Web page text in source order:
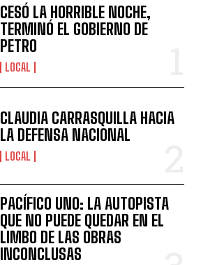
CESÓ LA HORRIBLE NOCHE,
TERMINÓ EL GOBIERNO DE
PETRO
LOCAL
CLAUDIA CARRASQUILLA HACIA
LA DEFENSA NACIONAL
LOCAL
PACÍFICO UNO: LA AUTOPISTA
QUE NO PUEDE QUEDAR EN EL
LIMBO DE LAS OBRAS
INCONCLUSAS